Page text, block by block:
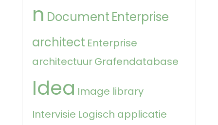
n Document Enterprise
architect Enterprise
architectuurGrafendatabase
Idea Image library
Intervisie Logisch applicatie